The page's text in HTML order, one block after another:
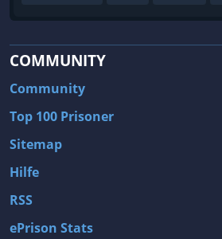
COMMUNITY
Community
Top 100 Prisoner
Sitemap
Hilfe
RSS
ePrison Stats